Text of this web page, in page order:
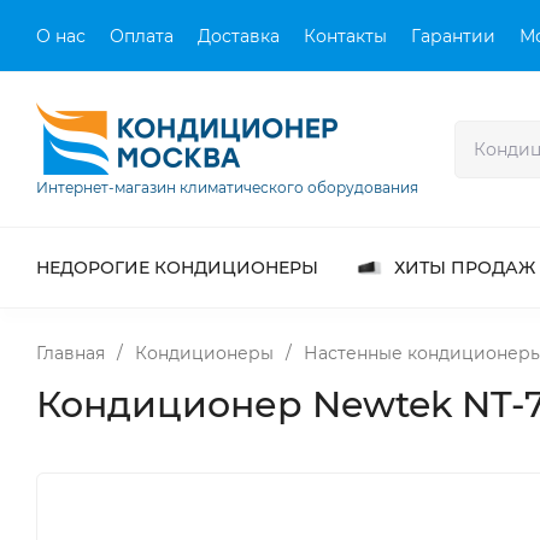
О нас Оплата Доставка Контакты Гарантии
Интернет-магазин климатического оборудования
НЕДОРОГИЕ КОНДИЦИОНЕРЫ ХИТЫ ПРОДАЖ
Главная / Кондиционеры / Настенные
Кондиционер Newtek NT-